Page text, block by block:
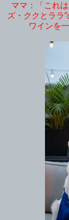
ママ：「これ
ズ・ククとララ
ワインを